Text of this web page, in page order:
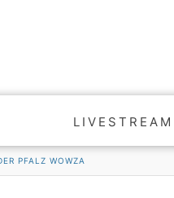
LIVESTREAM
PFALZ WOWZA